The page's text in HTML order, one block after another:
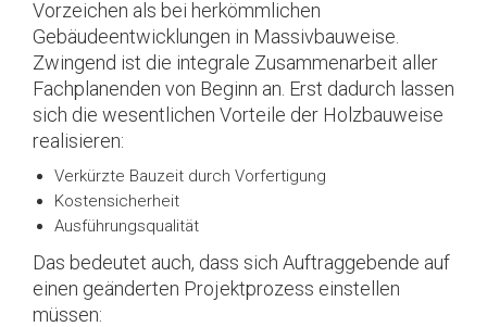
Vorzeichen als bei herkömmlichen
Gebäudeentwicklungen in Massivbauweise.
Zwingend ist die integrale Zusammenarbeit aller
Fachplanenden von Beginn an. Erst dadurch lassen
sich die wesentlichen Vorteile der Holzbauweise
realisieren:
Verkürzte Bauzeit durch Vorfertigung
Kostensicherheit
Ausführungsqualität
Das bedeutet auch, dass sich Auftraggebende auf
einen geänderten Projektprozess einstellen
müssen: